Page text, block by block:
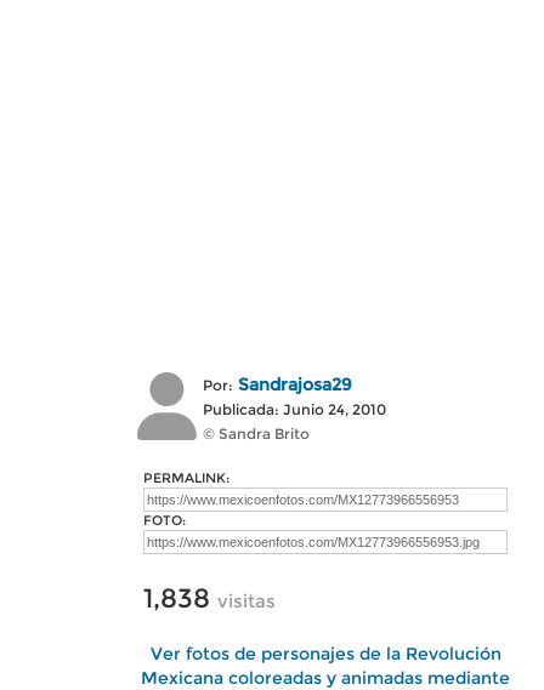
Por: Sandrajosa29
Publicada: Junio 24, 2010
© Sandra Brito
PERMALINK:
FOTO:
1,838 visitas
Ver fotos de personajes de la Revolución
Mexicana coloreadas y animadas mediante